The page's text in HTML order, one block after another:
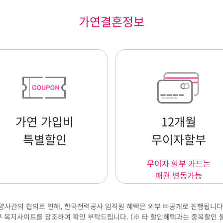
가연결혼정보
가연 가입비
특별할인
12개월
무이자할부
무이자 할부 카드는
매월 변동가능
사간의 협의로 인해, 한국전력공사 임직원 혜택은 외부 비공개로 진행됩니
복지사이트를 참조하여 확인 부탁드립니다. (※ 타 할인혜택과는 중복할인